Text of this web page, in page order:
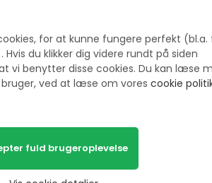
for at kunne fungere perfekt (bl.a.
du klikker dig videre rundt på siden
vi benytter disse cookies. Du kan læse
ved at læse om vores cookie
lige at se her: